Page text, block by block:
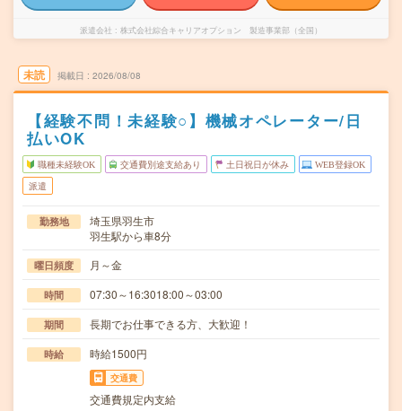
派遣会社 株式会社綜合キャリアオプション 製造事業部（全国）
未読 掲載日 2026/08/08
【経験不問！未経験○】機械オペレーター/日
払いOK
職種未経験OK 交通費別途支給あり 土日祝日が休み WEB登録OK
派遣
勤務地
埼玉県羽生市
羽生駅から車8分
曜日頻度 月～金
時間 07:30～16:3018:00～03:00
期間 長期でお仕事できる方、大歓迎！
時給 時給1500円
交通費
交通費規定内支給